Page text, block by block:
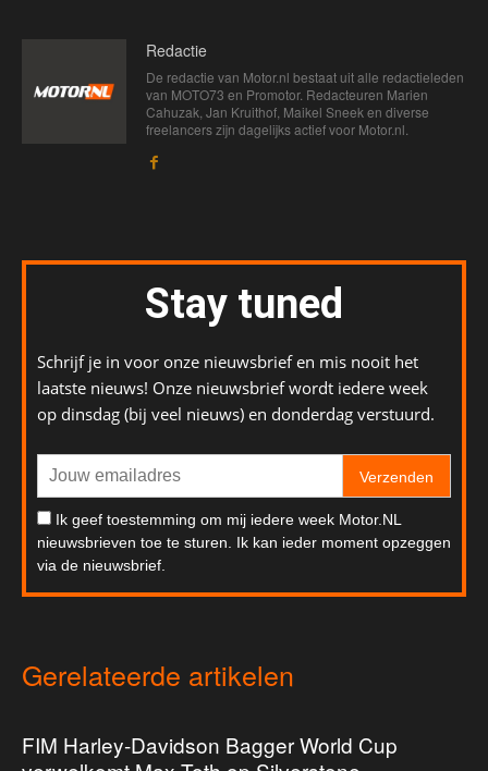
Redactie
De redactie van Motor.nl bestaat uit alle redactieleden
van MOTO73 en Promotor. Redacteuren Marien
Cahuzak, Jan Kruithof, Maikel Sneek en diverse
freelancers zijn dagelijks actief voor Motor.nl.
Stay tuned
Schrijf je in voor onze nieuwsbrief en mis nooit het
laatste nieuws! Onze nieuwsbrief wordt iedere week
op dinsdag (bij veel nieuws) en donderdag verstuurd.
Verzenden
Ik geef toestemming om mij iedere week Motor.NL
nieuwsbrieven toe te sturen. Ik kan ieder moment opzeggen
via de nieuwsbrief.
Gerelateerde artikelen
FIM Harley-Davidson Bagger World Cup